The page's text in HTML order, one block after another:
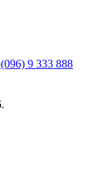
9 333 888